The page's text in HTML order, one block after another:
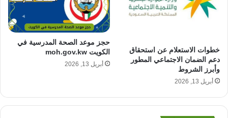
خطوات الاستعلام عن استحقاق
دعم الضمان الاجتماعي المطور
وأبرز الشروط
أبريل 13, 2026
حجز موعد الصحة المدرسية في
الكويت moh.gov.kw
أبريل 13, 2026